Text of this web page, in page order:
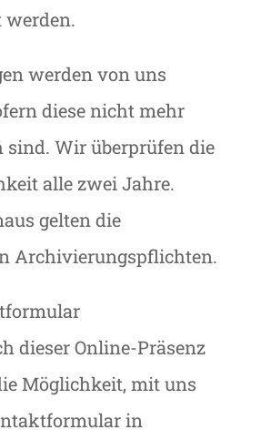
werden.
werden von uns
diese nicht mehr
sind. Wir überprüfen die
alle zwei Jahre.
gelten die
Archivierungspflichten.
dieser Online-Präsenz
Möglichkeit, mit uns
in